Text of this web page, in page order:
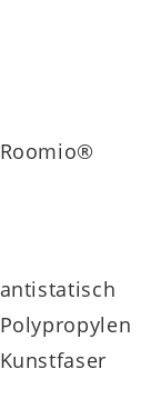
Roomio®
antistatisch
Polypropylen
Kunstfaser